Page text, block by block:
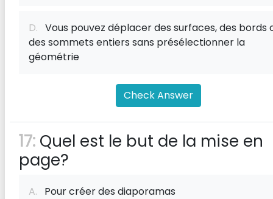
D. Vous pouvez déplacer des surfaces, des bords
des sommets entiers sans présélectionner la
géométrie
Check Answer
17: Quel est le but de la mise en
page?
A. Pour créer des diaporamas